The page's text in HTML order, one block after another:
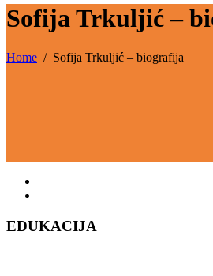
Sofija Trkuljić –
Home / Sofija Trkuljić – biografija
EDUKACIJA